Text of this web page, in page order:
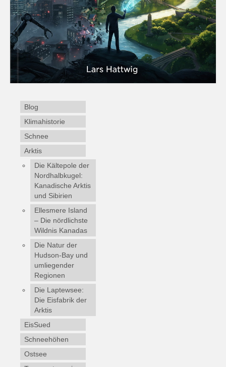
Blog
Klimahistorie
Schnee
Arktis
Die Kältepole der
Nordhalbkugel:
Kanadische Arktis
und Sibirien
Ellesmere Island
– Die nördlichste
Wildnis Kanadas
Die Natur der
Hudson-Bay und
umliegender
Regionen
Die Laptewsee:
Die Eisfabrik der
Arktis
EisSued
Schneehöhen
Ostsee